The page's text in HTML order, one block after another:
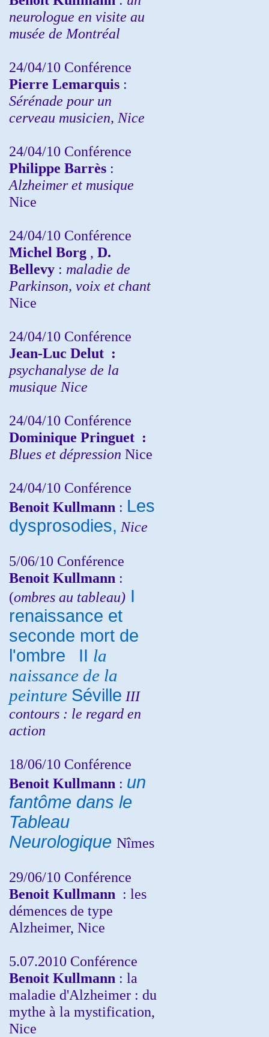
neurologue en visite au
musée de Montréal
24/04/10 Conférence
Pierre Lemarquis :
Sérénade pour un
cerveau musicien, Nice
24/04/10 Conférence
Philippe Barrès :
Alzheimer et musique
Nice
24/04/10 Conférence
Michel Borg , D.
Bellevy : maladie de
Parkinson, voix et chant
Nice
24/04/10 Conférence
Jean-Luc Delut :
psychanalyse de la
musique Nice
24/04/10 Conférence
Dominique Pringuet :
Blues et dépression Nice
24/04/10 Conférence
Benoit Kullmann : Les
dysprosodies, Nice
5/06/10 Conférence
Benoit Kullmann :
(ombres au tableau) I
renaissance et
seconde mort de
l'ombre
II la
naissance de la
peinture Séville III
contours : le regard en
action
18/06/10 Conférence
Benoit Kullmann : un
fantôme dans le
Tableau
Neurologique Nîmes
29/06/10 Conférence
Benoit Kullmann : les
démences de type
Alzheimer, Nice
5.07.2010 Conférence
Benoit Kullmann : la
maladie d'Alzheimer : du
mythe à la mystification,
Nice